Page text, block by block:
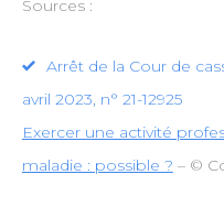
Sources :
Arrêt de la Cour de
avril 2023, n° 21-12925
Exercer une activité
maladie : possible ? – ©